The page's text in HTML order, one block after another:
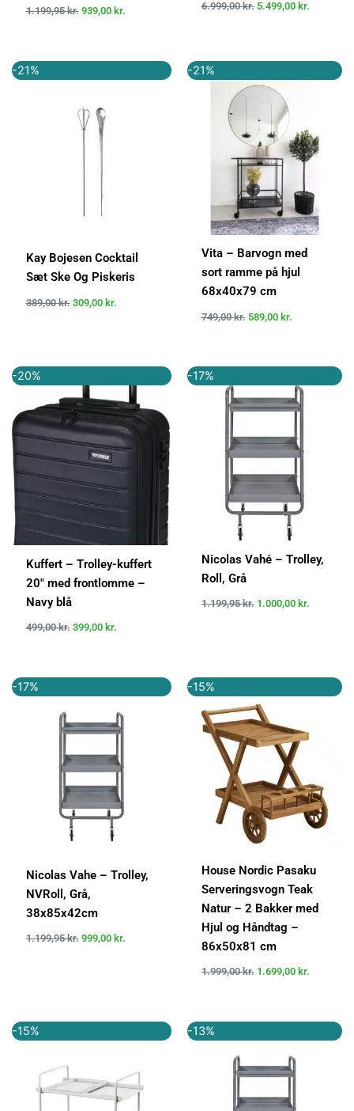
1.199,95kr. 939,00 kr. 6.999,00kr. 5.499,00 kr.
-21%
Kay Bojesen Cocktail
Sæt Ske Og Piskeris
389,00kr.
oprindelige
var:
389,00 kr..
309,00 kr.
aktuelle
-21%
Vita – Barvogn med
sort ramme på hjul
68x40x79 cm
749,00kr.
oprindelige
pris
749,00 kr..
589,00 kr.
aktuelle
-20%
Kuffert – Trolley-kuffert
20″ med frontlomme –
Navy blå
499,00kr.
oprindelige
pris
var:
499,00 kr..
399,00 kr.
aktuelle
pris
er:
399,00 kr..
-17%
Nicolas Vahé – Trolley,
Roll, Grå
1.199,95kr.
oprindelige
pris
var:
1.199,95 kr..
1.000,00 kr.
aktuelle
-17%
Nicolas Vahe – Trolley,
NVRoll, Grå,
38x85x42cm
1.199,95kr.
oprindelige
var:
1.199,95 kr..
999,00 kr.
aktuelle
-15%
House Nordic Pasaku
Serveringsvogn Teak
Natur – 2 Bakker med
Hjul og Håndtag –
86x50x81 cm
1.999,00kr.
oprindelige
pris
var:
1.999,00 kr..
1.699,00 kr.
aktuelle
1.699,00
-15%
oprindelige
2.499,00 kr..
aktuelle
-13%
oprindelige
var:
1.199,00 kr..
aktuelle